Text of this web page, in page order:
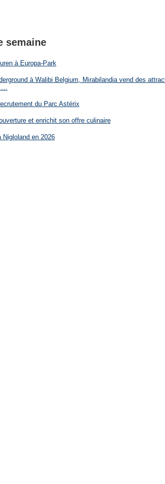
semaine
à Europa-Park
à Walibi Belgium, Mirabilandia vend des
du Parc Astérix
et enrichit son offre culinaire
Nigloland en 2026